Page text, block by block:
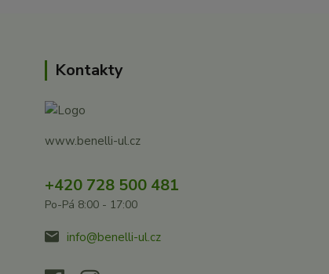
Kontakty
www.benelli-ul.cz
+420 728 500 481
Po-Pá 8:00 - 17:00
info@benelli-ul.cz